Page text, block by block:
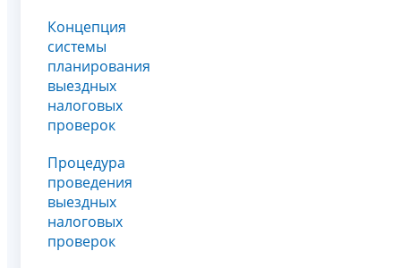
Концепция
системы
планирования
выездных
налоговых
проверок
Процедура
проведения
выездных
налоговых
проверок